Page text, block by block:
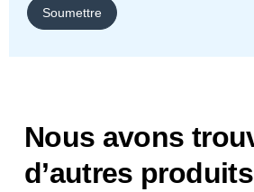
Nous avons
d’autres